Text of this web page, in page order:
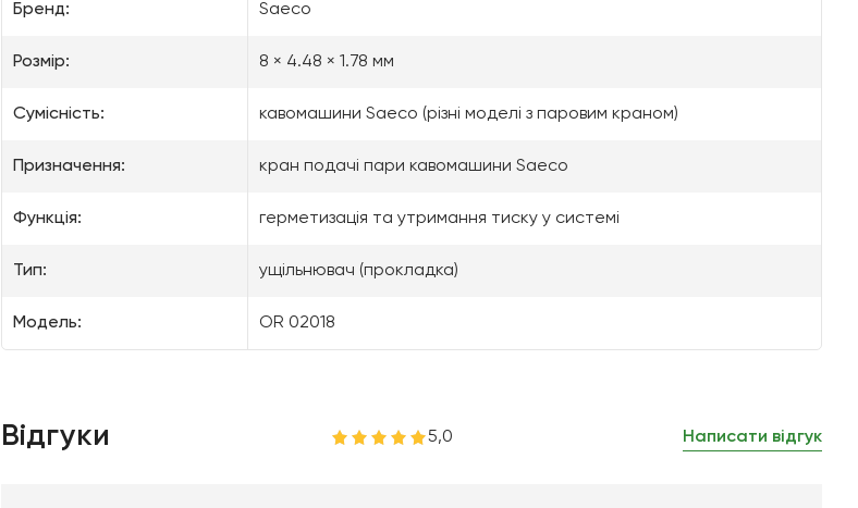
Бренд: Saeco
Розмір: 8 × 4.48 × 1.78 мм
Сумісність: кавомашини Saeco (різні моделі з паровим краном)
Призначення: кран подачі пари кавомашини Saeco
Функція: герметизація та утримання тиску у системі
Тип: ущільнювач (прокладка)
Модель: OR 02018
Відгуки 5,0 Написати відгук